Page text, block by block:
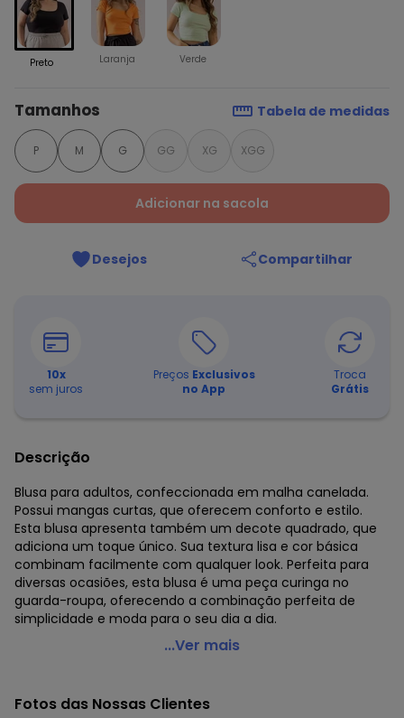
Preto Laranja Verde
Tamanhos Tabela de medidas
P M G GG XG XGG
Adicionar na sacola
Desejos Compartilhar
10x
sem juros
Preços Exclusivos
no App
Troca
Grátis
Descrição
Blusa para adultos, confeccionada em malha canelada.
Possui mangas curtas, que oferecem conforto e estilo.
Esta blusa apresenta também um decote quadrado, que
adiciona um toque único. Sua textura lisa e cor básica
combinam facilmente com qualquer look. Perfeita para
diversas ocasiões, esta blusa é uma peça curinga no
guarda-roupa, oferecendo a combinação perfeita de
simplicidade e moda para o seu dia a dia.
Just Basic - Blusa Básica em Malha Canelada Preto
Modelagem: Justa
Comprimento da Manga: Curta
...Ver mais
Fotos das Nossas Clientes